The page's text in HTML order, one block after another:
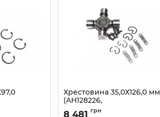
Хрестовина 35,0Х126,0 мм
(AH128226,
AH207922,84355350, CR237,
8 481 грн